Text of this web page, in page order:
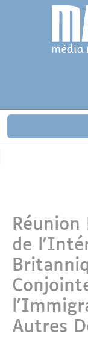
Aller au contenu
de
Autres
Panneau de gestion